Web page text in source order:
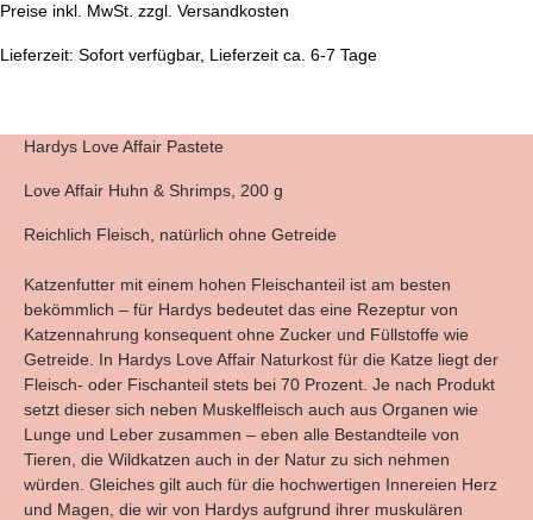
Preise inkl. MwSt. zzgl. Versandkosten
Lieferzeit: Sofort verfügbar, Lieferzeit ca. 6-7 Tage
Hardys Love Affair Pastete
Love Affair Huhn & Shrimps, 200 g
Reichlich Fleisch, natürlich ohne Getreide
Katzenfutter mit einem hohen Fleischanteil ist am besten
bekömmlich – für Hardys bedeutet das eine Rezeptur von
Katzennahrung konsequent ohne Zucker und Füllstoffe wie
Getreide. In Hardys Love Affair Naturkost für die Katze liegt der
Fleisch- oder Fischanteil stets bei 70 Prozent. Je nach Produkt
setzt dieser sich neben Muskelfleisch auch aus Organen wie
Lunge und Leber zusammen – eben alle Bestandteile von
Tieren, die Wildkatzen auch in der Natur zu sich nehmen
würden. Gleiches gilt auch für die hochwertigen Innereien Herz
und Magen, die wir von Hardys aufgrund ihrer muskulären